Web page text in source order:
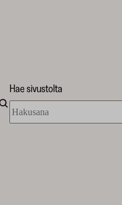
Hae sivustolta
sivustolta